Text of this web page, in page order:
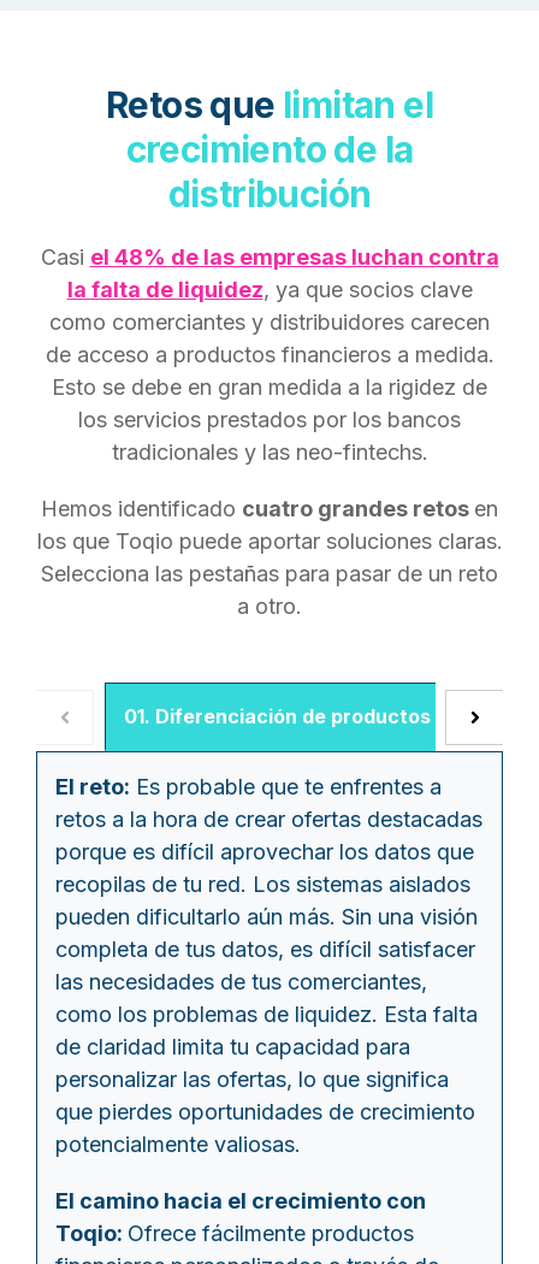
Retosque limitan el
crecimiento de la
distribución
Casi el 48% de las empresas luchan contra
la falta de liquidez, ya que socios clave
como comerciantes y distribuidores carecen
de acceso a productos financieros a medida.
Esto se debe en gran medida a la rigidez de
los servicios prestados por los bancos
tradicionales y las neo-fintechs.
Hemos identificado cuatro grandes retos en
los que Toqio puede aportar soluciones claras.
Selecciona las pestañas para pasar de un reto
a otro.
01. Diferenciación de productos 02.
El reto: Es probable que te enfrentes a
retos a la hora de crear ofertas destacadas
porque es difícil aprovechar los datos que
recopilas de tu red. Los sistemas aislados
pueden dificultarlo aún más. Sin una visión
completa de tus datos, es difícil satisfacer
las necesidades de tus comerciantes,
como los problemas de liquidez. Esta falta
de claridad limita tu capacidad para
personalizar las ofertas, lo que significa
que pierdes oportunidades de crecimiento
potencialmente valiosas.
El camino hacia el crecimiento con
Toqio: Ofrece fácilmente productos